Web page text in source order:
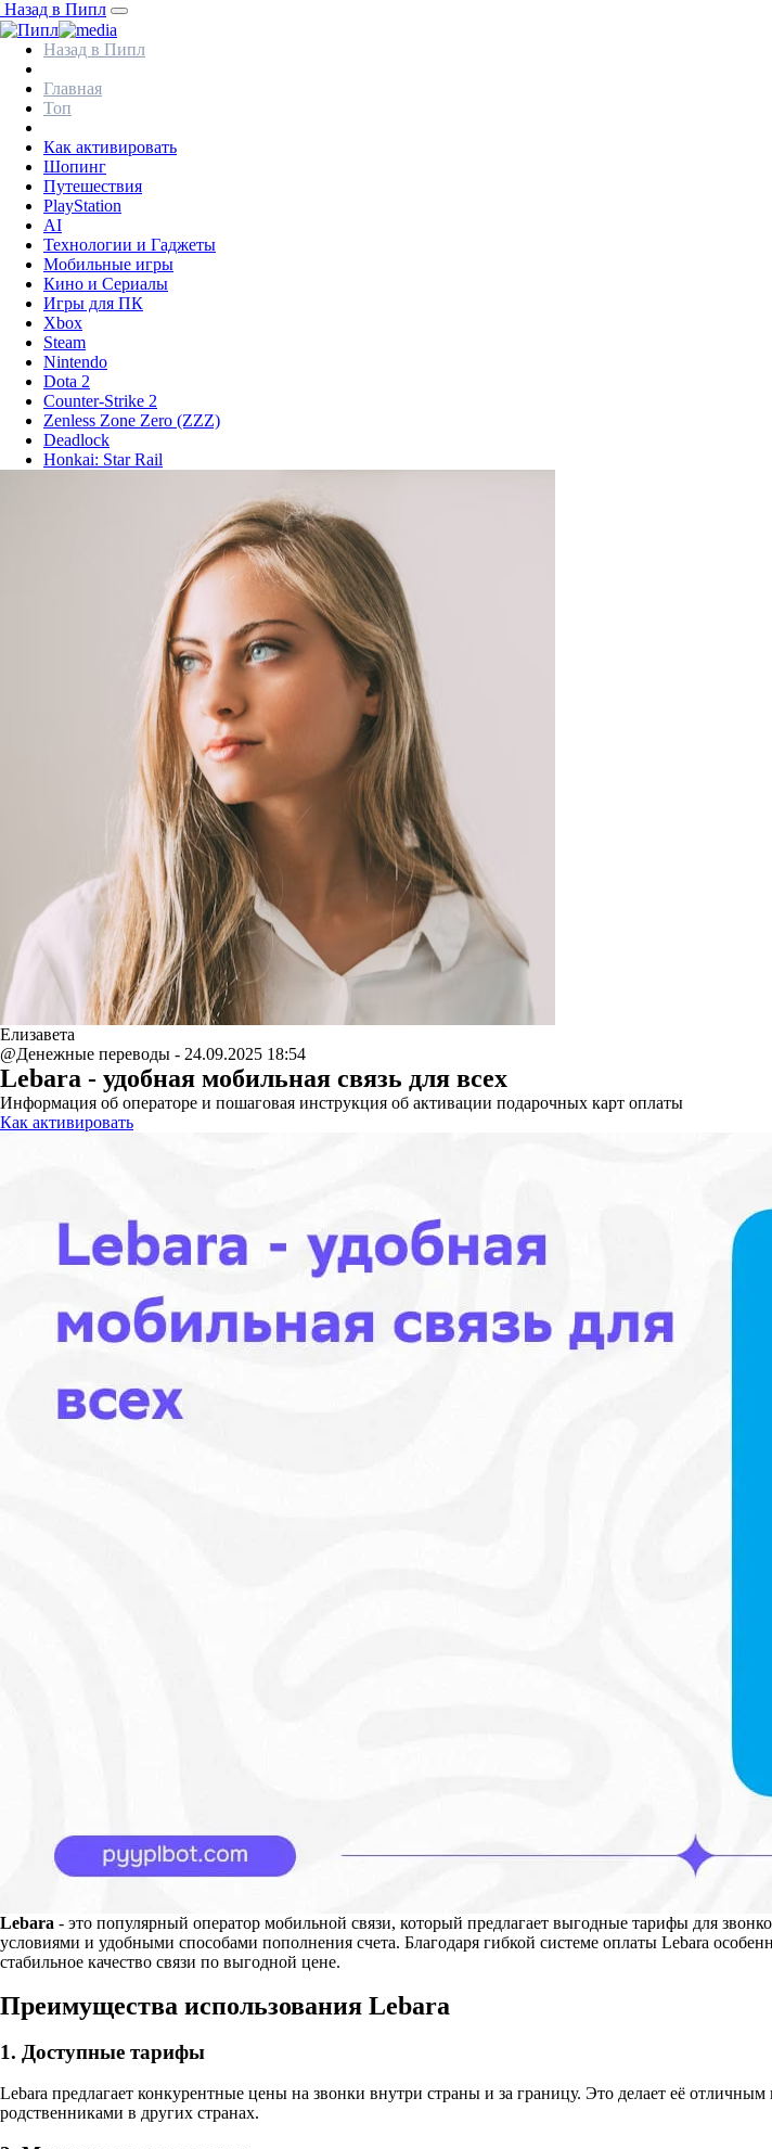
Назад в Пипл
Назад в Пипл
Главная
Топ
Как активировать
Шопинг
Путешествия
PlayStation
AI
Технологии и Гаджеты
Мобильные игры
Кино и Сериалы
Игры для ПК
Xbox
Steam
Nintendo
Dota 2
Counter-Strike 2
Zenless Zone Zero (ZZZ)
Deadlock
Honkai: Star Rail
Елизавета
@Денежные переводы - 24.09.2025 18:54
Lebara - удобная мобильная связь для всех
Информация об операторе и пошаговая инструкция об активации подарочных карт оплаты
Как активировать
Lebara - это популярный оператор мобильной связи, который предлагает выгодные тарифы для
условиями и удобными способами пополнения счета. Благодаря гибкой системе оплаты Lebara
стабильное качество связи по выгодной цене.
Преимущества использования Lebara
1. Доступные тарифы
Lebara предлагает конкурентные цены на звонки внутри страны и за границу. Это делает её
родственниками в других странах.